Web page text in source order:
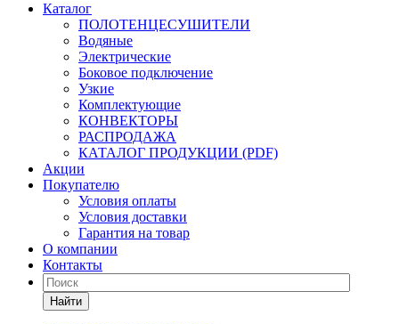
Каталог
ПОЛОТЕНЦЕСУШИТЕЛИ
Водяные
Электрические
Боковое подключение
Узкие
Комплектующие
КОНВЕКТОРЫ
РАСПРОДАЖА
КАТАЛОГ ПРОДУКЦИИ (PDF)
Акции
Покупателю
Условия оплаты
Условия доставки
Гарантия на товар
О компании
Контакты
Найти